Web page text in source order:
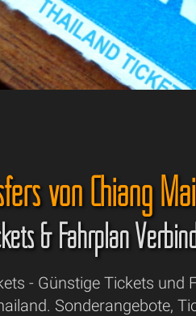
von Chiang
& Fahrplan
- Günstige Tickets und
Sonderangebote,